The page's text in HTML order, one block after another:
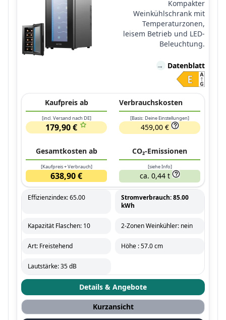
Kompakter
Weinkühlschrank mit
Temperaturzonen,
leisem Betrieb und LED-
Beleuchtung.
→ Datenblatt
Kaufpreis ab
[incl. Versand nach DE]
179,90 €
Verbrauchskosten
[Basis: Deine Einstellungen]
459,00 €
Gesamtkosten ab
[Kaufpreis + Verbrauch]
638,90 €
CO₂-Emissionen
[siehe Info]
ca. 0,44 t
Effizienzindex: 65.00
Stromverbrauch: 85.00
kWh
Kapazität Flaschen: 10 2-Zonen Weinkühler: nein
Art: Freistehend Höhe : 57.0 cm
Lautstärke: 35 dB
Details & Angebote
Kurzansicht